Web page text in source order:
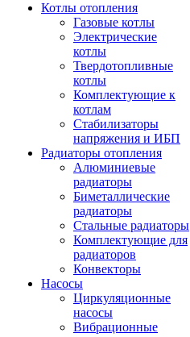
Котлы отопления
Газовые котлы
Электрические
котлы
Твердотопливные
котлы
Комплектующие к
котлам
Стабилизаторы
напряжения и ИБП
Радиаторы отопления
Алюминиевые
радиаторы
Биметаллические
радиаторы
Стальные радиаторы
Комплектующие для
радиаторов
Конвекторы
Насосы
Циркуляционные
насосы
Вибрационные